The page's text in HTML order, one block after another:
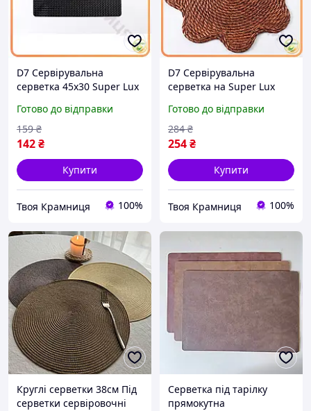
D7 Сервірувальна
серветка 45х30 Super Lux
тарілки для столу стильна
серветка MOD58L
Готово до відправки
142₴
159 ₴
Купити
Твоя Крамниця 100%
D7 Сервірувальна
серветка на Super Lux
під тарілки та столові
прибори для до MOD58L
Готово до відправки
254₴
284 ₴
Купити
Твоя Крамниця 100%
Круглі серветки 38см Під
серветки сервіровочні
Серветка під тарілку
прямокутна